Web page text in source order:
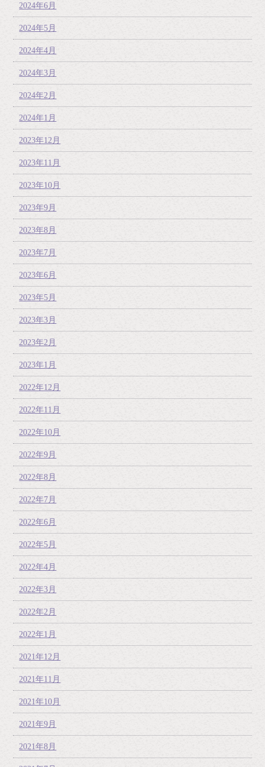
2024年6月
2024年5月
2024年4月
2024年3月
2024年2月
2024年1月
2023年12月
2023年11月
2023年10月
2023年9月
2023年8月
2023年7月
2023年6月
2023年5月
2023年3月
2023年2月
2023年1月
2022年12月
2022年11月
2022年10月
2022年9月
2022年8月
2022年7月
2022年6月
2022年5月
2022年4月
2022年3月
2022年2月
2022年1月
2021年12月
2021年11月
2021年10月
2021年9月
2021年8月